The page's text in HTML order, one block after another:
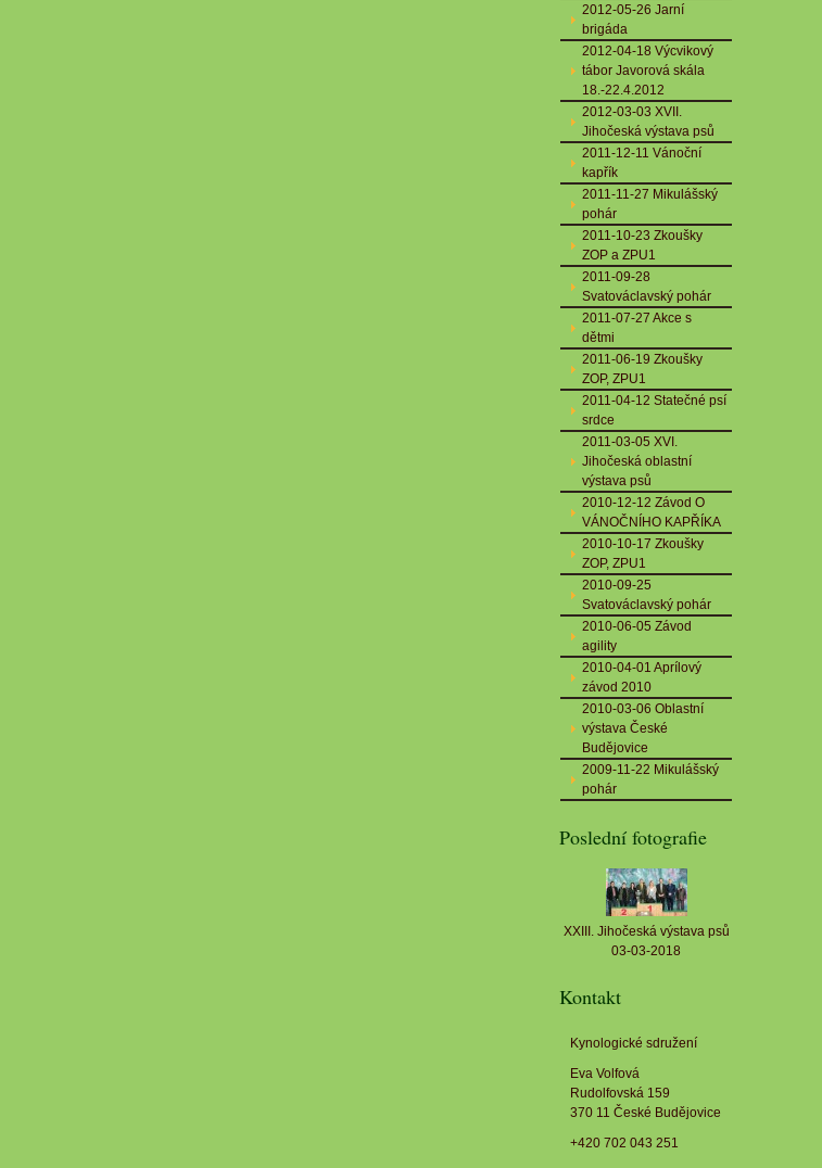
2012-05-26 Jarní
brigáda
2012-04-18 Výcvikový
tábor Javorová skála
18.-22.4.2012
2012-03-03 XVII.
Jihočeská výstava psů
2011-12-11 Vánoční
kapřík
2011-11-27 Mikulášský
pohár
2011-10-23 Zkoušky
ZOP a ZPU1
2011-09-28
Svatováclavský pohár
2011-07-27 Akce s
dětmi
2011-06-19 Zkoušky
ZOP, ZPU1
2011-04-12 Statečné psí
srdce
2011-03-05 XVI.
Jihočeská oblastní
výstava psů
2010-12-12 Závod O
VÁNOČNÍHO KAPŘÍKA
2010-10-17 Zkoušky
ZOP, ZPU1
2010-09-25
Svatováclavský pohár
2010-06-05 Závod
agility
2010-04-01 Aprílový
závod 2010
2010-03-06 Oblastní
výstava České
Budějovice
2009-11-22 Mikulášský
pohár
Poslední fotografie
XXIII. Jihočeská výstava psů
03-03-2018
Kontakt
Kynologické sdružení
Eva Volfová
Rudolfovská 159
370 11 České Budějovice
+420 702 043 251